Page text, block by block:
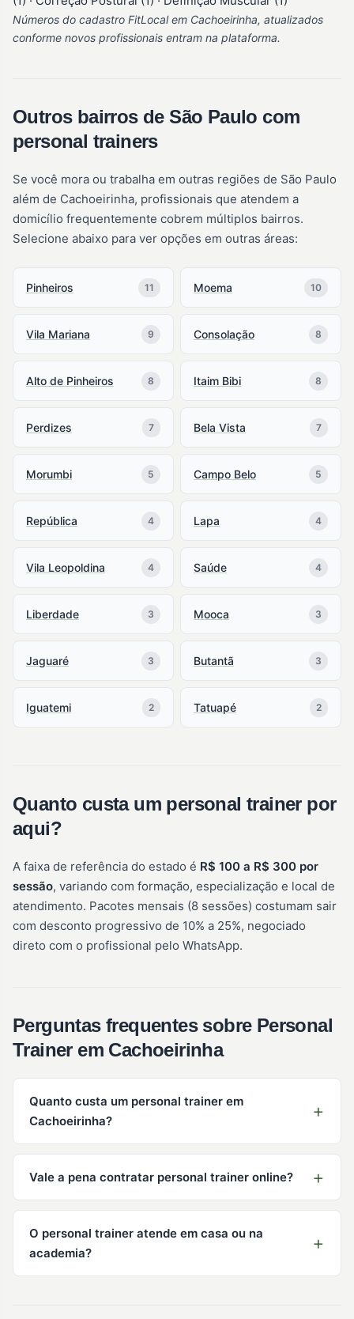
Números do cadastro FitLocal em Cachoeirinha, atualizados
conforme novos profissionais entram na plataforma.
Outros bairros de São Paulo com
personal trainers
Se você mora ou trabalha em outras regiões de São Paulo
além de Cachoeirinha, profissionais que atendem a
domicílio frequentemente cobrem múltiplos bairros.
Selecione abaixo para ver opções em outras áreas:
Pinheiros 11 Moema 10
Vila Mariana 9 Consolação 8
Alto de Pinheiros 8 Itaim Bibi 8
Perdizes 7 Bela Vista 7
Morumbi 5 Campo Belo 5
República 4 Lapa 4
Vila Leopoldina 4 Saúde 4
Liberdade 3 Mooca 3
Jaguaré 3 Butantã 3
Iguatemi 2 Tatuapé 2
Quanto custa um personal trainer por
aqui?
A faixa de referência do estado é R$ 100 a R$ 300 por
sessão, variando com formação, especialização e local de
atendimento. Pacotes mensais (8 sessões) costumam sair
com desconto progressivo de 10% a 25%, negociado
direto com o profissional pelo WhatsApp.
Perguntas frequentes sobre Personal
Trainer em Cachoeirinha
Quanto custa um personal trainer em
Cachoeirinha?
Vale a pena contratar personal trainer online?
O personal trainer atende em casa ou na
academia?